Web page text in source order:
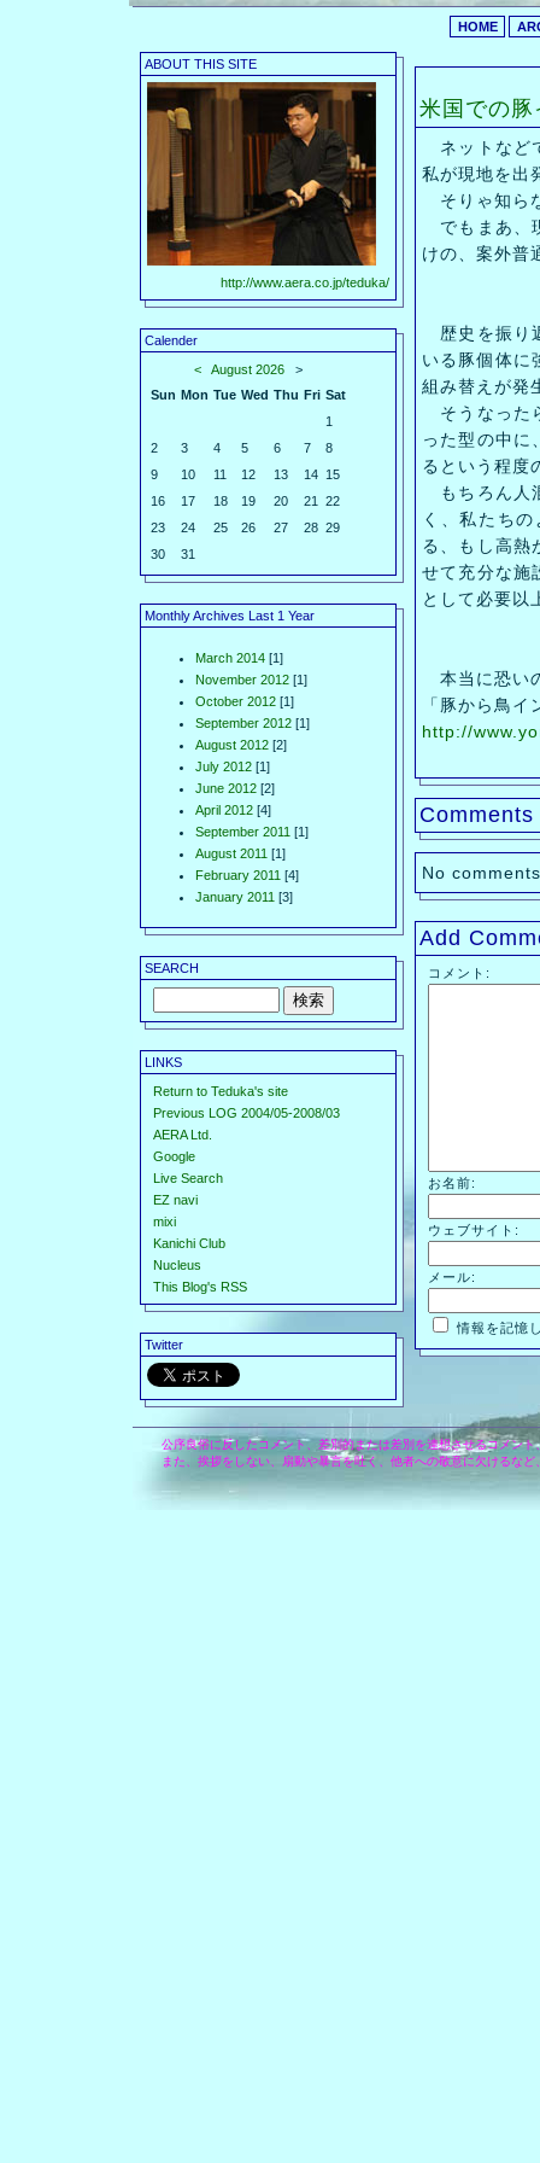
HOME
ABOUT THIS SITE
http://www.aera.co.jp/teduka/
Calender
<
August 2026 >
Sun Mon Tue Wed Thu Fri Sat
1
2
3 4 5 6 7
8
9
10 11 12 13 14 15
16
17 18 19 20 21
22
23
24 25 26 27 28 29
30
31
Monthly Archives Last 1 Year
March 2014 [1]
November 2012 [1]
October 2012 [1]
September 2012 [1]
August 2012 [2]
July 2012 [1]
June 2012 [2]
April 2012 [4]
September 2011 [1]
August 2011 [1]
February 2011 [4]
January 2011 [3]
SEARCH
LINKS
Return to Teduka's site
Previous LOG 2004/05-2008/03
AERA Ltd.
Google
Live Search
EZ navi
mixi
Kanichi Club
Nucleus
This Blog's RSS
Twitter
米国での
ネットなど
私が現地を出
そりゃ知ら
でもまあ、
けの、案外
歴史を振り
いる豚個体に
組み替えが発
そうなった
った型の中に
るという程度
もちろん人
く、私たち
る、もし高熱
せて充分な施
として必要以
本当に恐い
「豚から鳥
http://
Comments
No
Add
コメント:
お名前:
ウェブサイト:
メール:
情報を記憶
公序良俗に反したコメント、差別的または差別を連想させるコメン
また、挨拶をしない、扇動や暴言を吐く、他者への敬意に欠けるな